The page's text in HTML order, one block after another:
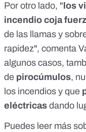
Por otro lado, " los
incendio coja
de las llamas y
rapidez", comenta
algunos casos,
de pirocúmulos,
los incendios y que
eléctricas dando
Puedes leer más